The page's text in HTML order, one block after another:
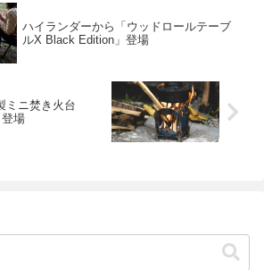
ハイランダーから「ウッドロールテーブ
ルX Black Edition」登場
ミニ焚き火台
登場